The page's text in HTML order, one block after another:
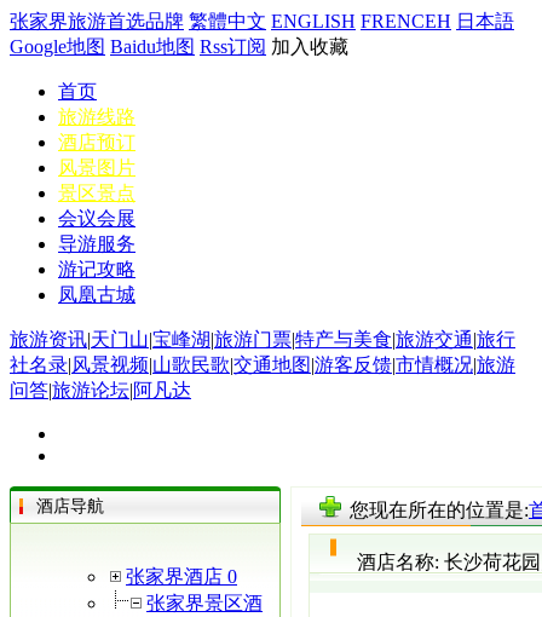
张家界旅游首选品牌 繁體中文 ENGLISH FRENCEH 日本語
Google地图 Baidu地图 Rss订阅 加入收藏
首页
旅游线路
酒店预订
风景图片
景区景点
会议会展
导游服务
游记攻略
凤凰古城
旅游资讯|天门山|宝峰湖|旅游门票|特产与美食|旅游交通|旅行
社名录|风景视频|山歌民歌|交通地图|游客反馈|市情概况|旅游
问答|旅游论坛|阿凡达
酒店导航
张家界酒店 0
张家界景区酒
您现在所在的位置是:
酒店名称: 长沙荷花